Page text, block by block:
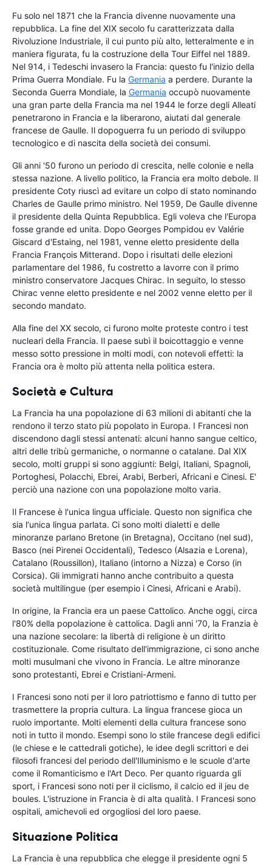
Fu solo nel 1871 che la Francia divenne nuovamente una
repubblica. La fine del XIX secolo fu caratterizzata dalla
Rivoluzione Industriale, il cui punto più alto, letteralmente e in
maniera figurata, fu la costruzione della Tour Eiffel nel 1889.
Nel 914, i Tedeschi invasero la Francia: questo fu l'inizio della
Prima Guerra Mondiale. Fu la Germania a perdere. Durante la
Seconda Guerra Mondiale, la Germania occupò nuovamente
una gran parte della Francia ma nel 1944 le forze degli Alleati
penetrarono in Francia e la liberarono, aiutati dal generale
francese de Gaulle. Il dopoguerra fu un periodo di sviluppo
tecnologico e di nascita della società dei consumi.
Gli anni '50 furono un periodo di crescita, nelle colonie e nella
stessa nazione. A livello politico, la Francia era molto debole. Il
presidente Coty riuscì ad evitare un colpo di stato nominando
Charles de Gaulle primo ministro. Nel 1959, De Gaulle divenne
il presidente della Quinta Repubblica. Egli voleva che l'Europa
fosse grande ed unita. Dopo Georges Pompidou ev Valérie
Giscard d'Estaing, nel 1981, venne eletto presidente della
Francia François Mitterand. Dopo i risultati delle elezioni
parlamentare del 1986, fu costretto a lavorre con il primo
ministro conservatore Jacques Chirac. In seguito, lo stesso
Chirac venne eletto presidente e nel 2002 venne eletto per il
secondo mandato.
Alla fine del XX secolo, ci furono molte proteste contro i test
nucleari della Francia. Il paese subì il boicottaggio e venne
messo sotto pressione in molti modi, con notevoli effetti: la
Francia ora è molto più attenta nella politica estera.
Società e Cultura
La Francia ha una popolazione di 63 milioni di abitanti che la
rendono il terzo stato più popolato in Europa. I Francesi non
discendono dagli stessi antenati: alcuni hanno sangue celtico,
altri delle tribù germaniche, o normanne o catalane. Dal XIX
secolo, molti gruppi si sono aggiunti: Belgi, Italiani, Spagnoli,
Portoghesi, Polacchi, Ebrei, Arabi, Berberi, Africani e Cinesi. E'
perciò una nazione con una popolazione molto varia.
Il Francese è l'unica lingua ufficiale. Questo non significa che
sia l'unica lingua parlata. Ci sono molti dialetti e delle
minoranze parlano Bretone (in Bretagna), Occitano (nel sud),
Basco (nei Pirenei Occidentali), Tedesco (Alsazia e Lorena),
Catalano (Roussillon), Italiano (intorno a Nizza) e Corso (in
Corsica). Gli immigrati hanno anche contribuito a questa
società multilingue (per esempio i Cinesi, Africani e Arabi).
In origine, la Francia era un paese Cattolico. Anche oggi, circa
l'80% della popolazione è cattolica. Dagli anni '70, la Franzia è
una nazione secolare: la libertà di religione è un diritto
costituzionale. Come risultato dell'immigrazione, ci sono anche
molti musulmani che vivono in Francia. Le altre minoranze
sono protestanti, Ebrei e Cristiani-Armeni.
I Francesi sono noti per il loro patriottismo e fanno di tutto per
trasmettere la propria cultura. La lingua francese gioca un
ruolo importante. Molti elementi della cultura francese sono
noti in tutto il mondo. Esempi sono lo stile francese degli edifici
(le chiese e le cattedrali gotiche), le idee degli scrittori e dei
filosofi francesi del periodo dell'Illuminismo e le scuole d'arte
come il Romanticismo e l'Art Deco. Per quanto riguarda gli
sport, i Francesi sono noti per il ciclismo, il calcio ed il jeu de
boules. L'istruzione in Francia è di alta qualità. I Francesi sono
ospitali, amichevoli ed orgogliosi del loro paese.
Situazione Politica
La Francia è una repubblica che elegge il presidente ogni 5